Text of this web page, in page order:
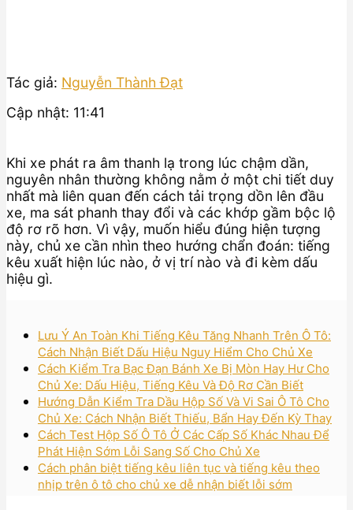
Tác giả: Nguyễn Thành Đạt
Cập nhật: 11:41
Khi xe phát ra âm thanh lạ trong lúc chậm dần,
nguyên nhân thường không nằm ở một chi tiết duy
nhất mà liên quan đến cách tải trọng dồn lên đầu
xe, ma sát phanh thay đổi và các khớp gầm bộc lộ
độ rơ rõ hơn. Vì vậy, muốn hiểu đúng hiện tượng
này, chủ xe cần nhìn theo hướng chẩn đoán: tiếng
kêu xuất hiện lúc nào, ở vị trí nào và đi kèm dấu
hiệu gì.
Lưu Ý An Toàn Khi Tiếng Kêu Tăng Nhanh Trên Ô Tô:
Cách Nhận Biết Dấu Hiệu Nguy Hiểm Cho Chủ Xe
Cách Kiểm Tra Bạc Đạn Bánh Xe Bị Mòn Hay Hư Cho
Chủ Xe: Dấu Hiệu, Tiếng Kêu Và Độ Rơ Cần Biết
Hướng Dẫn Kiểm Tra Dầu Hộp Số Và Vi Sai Ô Tô Cho
Chủ Xe: Cách Nhận Biết Thiếu, Bẩn Hay Đến Kỳ Thay
Cách Test Hộp Số Ô Tô Ở Các Cấp Số Khác Nhau Để
Phát Hiện Sớm Lỗi Sang Số Cho Chủ Xe
Cách phân biệt tiếng kêu liên tục và tiếng kêu theo
nhịp trên ô tô cho chủ xe dễ nhận biết lỗi sớm